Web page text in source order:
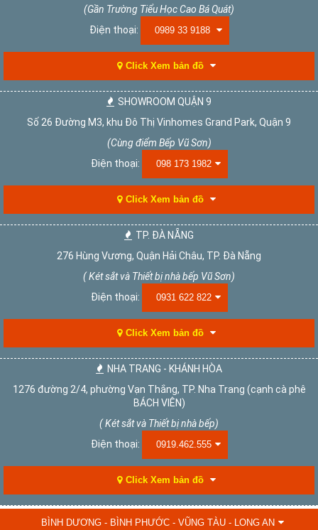
(Gần Trường Tiểu Học Cao Bá Quát)
Điện thoại:
0989 33 9188
Click Xem bản đồ
SHOWROOM QUẬN 9
Số 26 Đường M3, khu Đô Thị Vinhomes Grand Park, Quận 9
(Cùng điểm Bếp Vũ Sơn)
Điện thoại:
098 173 1982
Click Xem bản đồ
TP. ĐÀ NẴNG
276 Hùng Vương, Quận Hải Châu, TP. Đà Nẵng
( Két sắt và Thiết bị nhà bếp Vũ Sơn)
Điện thoại:
0931 622 822
Click Xem bản đồ
NHA TRANG - KHÁNH HÒA
1276 đường 2/4, phường Vạn Thắng, TP. Nha Trang (cạnh cà phê
BÁCH VIÊN)
( Két sắt và Thiết bị nhà bếp)
Điện thoại:
0919.462.555
Click Xem bản đồ
BÌNH DƯƠNG - BÌNH PHƯỚC - VŨNG TÀU - LONG AN